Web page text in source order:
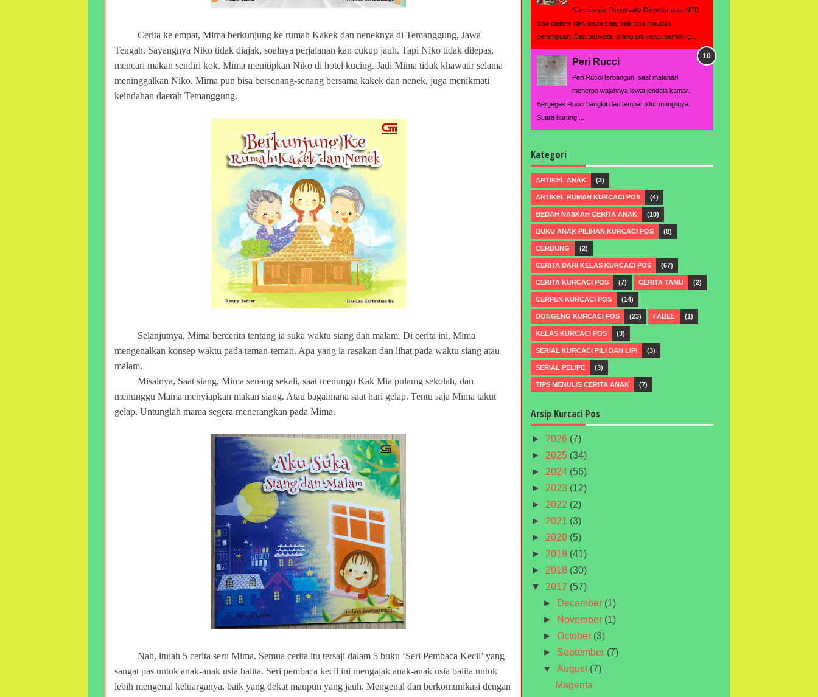
Cerita ke empat, Mima berkunjung ke rumah Kakek dan neneknya di Temanggung, Jawa
Tengah. Sayangnya Niko tidak diajak, soalnya perjalanan kan cukup jauh. Tapi Niko tidak dilepas,
mencari makan sendiri kok. Mima menitipkan Niko di hotel kucing. Jadi Mima tidak khawatir selama
meninggalkan Niko. Mima pun bisa bersenang-senang bersama kakek dan nenek, juga menikmati
keindahan daerah Temanggung.
Selanjutnya, Mima bercerita tentang ia suka waktu siang dan malam. Di cerita ini, Mima
mengenalkan konsep waktu pada teman-teman. Apa yang ia rasakan dan lihat pada waktu siang atau
malam.
Misalnya, Saat siang, Mima senang sekali, saat menungu Kak Mia pulamg sekolah, dan
menunggu Mama menyiapkan makan siang. Atau bagaimana saat hari gelap. Tentu saja Mima takut
gelap. Untunglah mama segera menerangkan pada Mima.
Nah, itulah 5 cerita seru Mima. Semua cerita itu tersaji dalam 5 buku ‘Seri Pembaca Kecil’ yang
sangat pas untuk anak-anak usia balita. Seri pembaca kecil ini mengajak anak-anak usia balita untuk
lebih mengenal keluarganya, baik yang dekat maupun yang jauh. Mengenal dan berkomunikasi dengan
Narcissistic Personality Disorder atau NPD
bisa dialami oleh siapa saja, baik pria maupun
perempuan. Dan ternyata, orang tua yang memiliki g...
Peri Rucci
Peri Rucci terbangun, saat matahari
menerpa wajahnya lewat jendela kamar.
Bergeges Rucci bangkit dari tempat tidur mungilnya.
Suara burung ...
Kategori
ARTIKEL ANAK (3)
ARTIKEL RUMAH KURCACI POS (4)
BEDAH NASKAH CERITA ANAK (10)
BUKU ANAK PILIHAN KURCACI POS (8)
CERBUNG (2)
CERITA DARI KELAS KURCACI POS (67)
CERITA KURCACI POS (7) CERITA TAMU (2)
CERPEN KURCACI POS (14)
DONGENG KURCACI POS (23) FABEL (1)
KELAS KURCACI POS (3)
SERIAL KURCACI PILI DAN LIPI (3)
SERIAL PELIPE (3)
TIPS MENULIS CERITA ANAK (7)
Arsip Kurcaci Pos
► 2026 (7)
► 2025 (34)
► 2024 (56)
► 2023 (12)
► 2022 (2)
► 2021 (3)
► 2020 (5)
► 2019 (41)
► 2018 (30)
▼ 2017 (57)
►
December (1)
►
November (1)
►October (3)
► September (7)
▼August (7)
Magenta